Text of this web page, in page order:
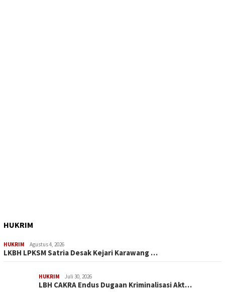
HUKRIM
HUKRIM Agustus 4, 2026
LKBH LPKSM Satria Desak Kejari Karawang …
HUKRIM Juli 30, 2026
LBH CAKRA Endus Dugaan Kriminalisasi Akt…